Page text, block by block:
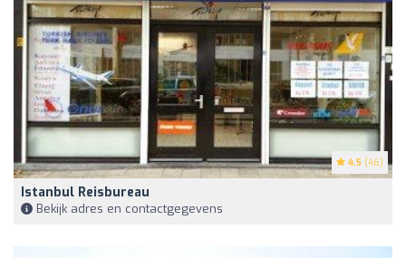
4.5 (46)
Istanbul Reisbureau
Bekijk adres en contactgegevens